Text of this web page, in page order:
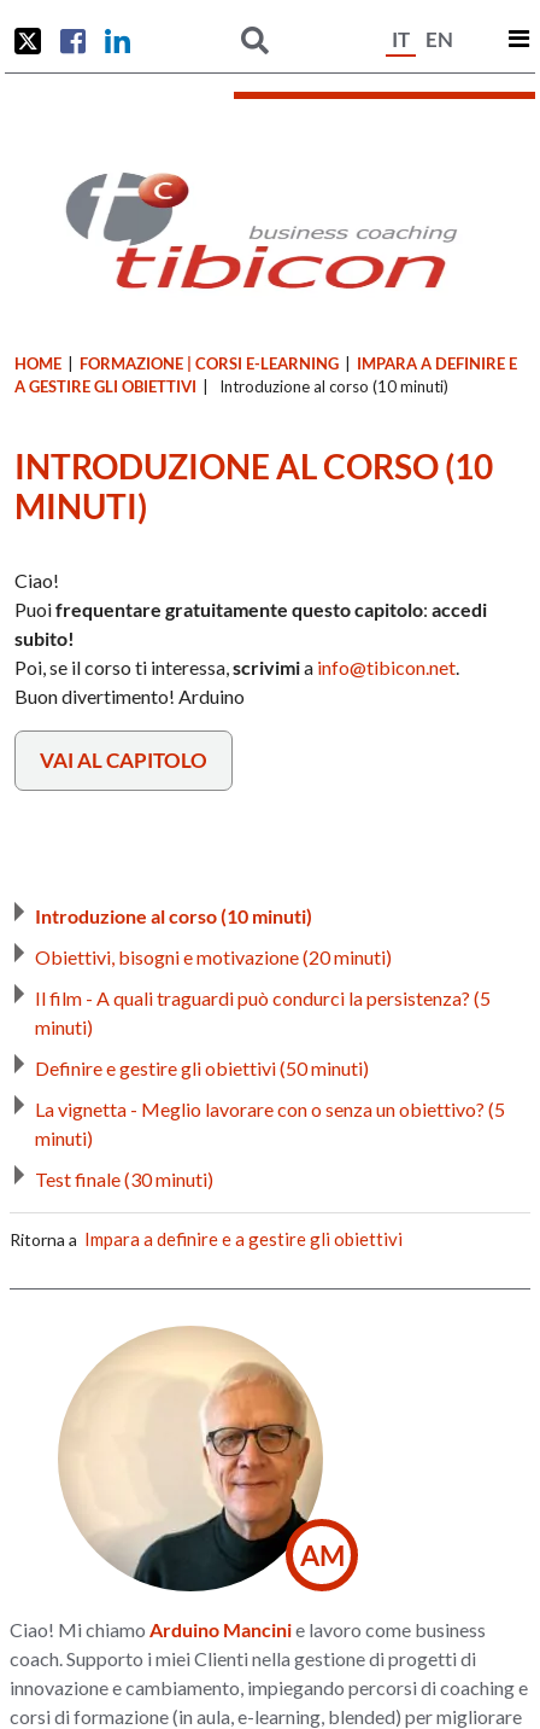
IT EN
HOME FORMAZIONE | CORSI E-LEARNING
IMPARA A DEFINIRE E
A GESTIRE GLI OBIETTIVI
Introduzione al corso (10 minuti)
INTRODUZIONE AL CORSO (10
MINUTI)
Ciao!
Puoifrequentare gratuitamente questo capitolo:accedi
subito!
Poi, se il corso ti interessa,scrivimia info@tibicon.net.
Buon divertimento! Arduino
VAI AL CAPITOLO
Introduzione al corso (10 minuti)
Obiettivi, bisogni e motivazione (20 minuti)
Il film - A quali traguardi può condurci la persistenza? (5
minuti)
Definire e gestire gli obiettivi (50 minuti)
La vignetta - Meglio lavorare con o senza un obiettivo? (5
minuti)
Test finale (30 minuti)
Ritorna a Impara a definire e a gestire gli obiettivi
AM
Ciao! Mi chiamoArduino Mancinie lavoro come business
coach. Supporto i miei Clienti nella gestione di progetti di
innovazione e cambiamento, impiegando percorsi di coaching e
corsi di formazione (in aula, e-learning, blended) per migliorare